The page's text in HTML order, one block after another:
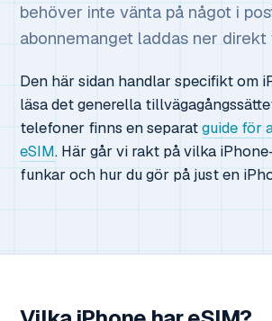
behöver inte vänta på något i
abonnemanget laddas ner
Den här sidan handlar specifikt om
läsa det generella
telefoner finns en separatguide för
eSIM. Här går vi rakt på vilka
funkar och hur du gör på just en